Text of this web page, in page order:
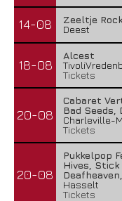
14-08
Zeeltje
Deest
18-08
Alcest
Tickets
20-08
Cabaret
Bad Seeds,
Charleville-
Tickets
20-08
Pukkelpop
Hives, Stick
Hasselt
Tickets